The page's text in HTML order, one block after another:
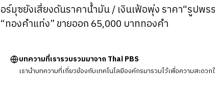
อร์มุซยังเสี่ยงดันราคาน้ำมัน / เงินเฟ้อพุ่ง ราคา“รูปพ
“ทองคำแท่ง” ขายออก 65,000 บาททองคำ
บทความที่เรารวบรวมมาจาก Thai PBS
เรานำบทความที่เกี่ยวข้องกับเทคโนโลยีองค์กรมารวมไว้เพื่อความสะดวก